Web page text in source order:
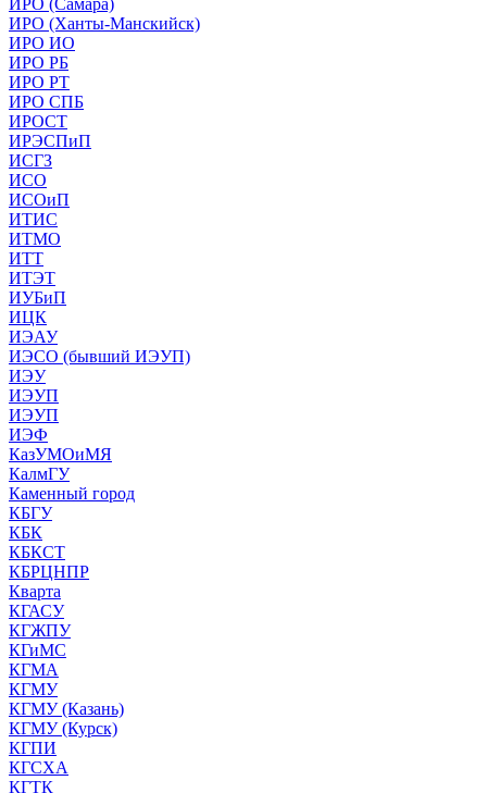
ИРО (Ханты-Манскийск)
ИРО ИО
ИРО РБ
ИРО РТ
ИРО СПБ
ИРОСТ
ИРЭСПиП
ИСГЗ
ИСО
ИСОиП
ИТИС
ИТМО
ИТТ
ИТЭТ
ИУБиП
ИЦК
ИЭАУ
ИЭСО (бывший ИЭУП)
ИЭУ
ИЭУП
ИЭУП
ИЭФ
КазУМОиМЯ
КалмГУ
Каменный город
КБГУ
КБК
КБКСТ
КБРЦНПР
Кварта
КГАСУ
КГЖПУ
КГиМС
КГМА
КГМУ
КГМУ (Казань)
КГМУ (Курск)
КГПИ
КГСХА
КГТК